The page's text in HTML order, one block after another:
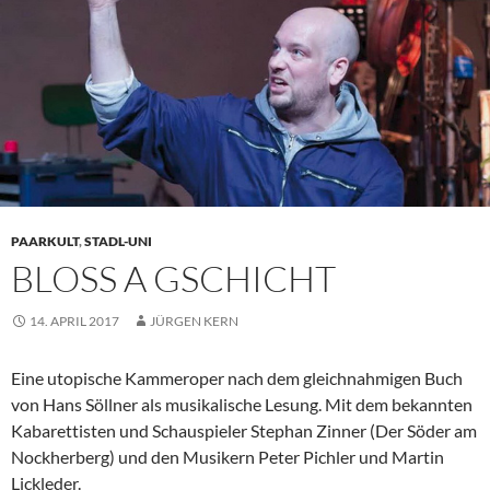
PAARKULT,STADL-UNI
BLOSS A GSCHICHT
14. APRIL 2017 JÜRGEN KERN
Eine utopische Kammeroper nach dem gleichnahmigen Buch
von Hans Söllner als musikalische Lesung. Mit dem bekannten
Kabarettisten und Schauspieler Stephan Zinner (Der Söder am
Nockherberg) und den Musikern Peter Pichler und Martin
Lickleder.